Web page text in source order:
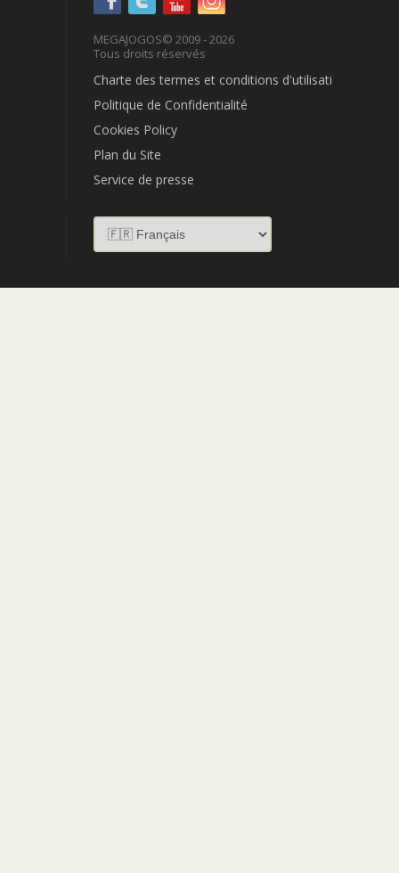
MEGAJOGOS© 2009 - 2026
Tous droits réservés
Charte des termes et conditions d'utilisation
Politique de Confidentialité
Cookies Policy
Plan du Site
Service de presse